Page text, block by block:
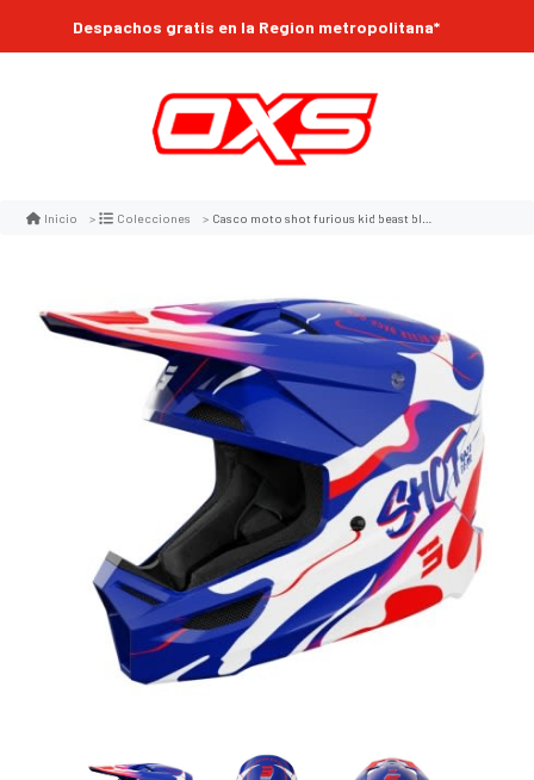
Despachos gratis en la Region metropolitana*
Inicio Colecciones Casco moto shot furious kid beast blue red glossy motocross enduro niño